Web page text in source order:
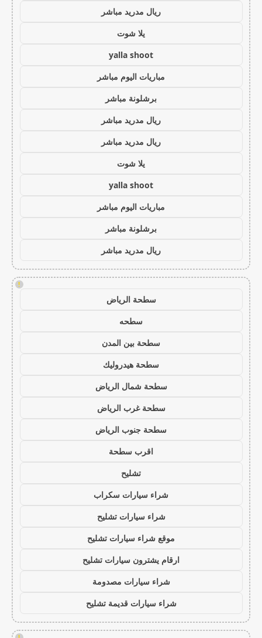
ريال مدريد مباشر
يلا شوت
yalla shoot
مباريات اليوم مباشر
برشلونة مباشر
ريال مدريد مباشر
ريال مدريد مباشر
يلا شوت
yalla shoot
مباريات اليوم مباشر
برشلونة مباشر
ريال مدريد مباشر
!
سطحة الرياض
سطحه
سطحة بين المدن
سطحة هيدروليك
سطحة شمال الرياض
سطحة غرب الرياض
سطحة جنوب الرياض
اقرب سطحة
تشليح
شراء سيارات سكراب
شراء سيارات تشليح
موقع شراء سيارات تشليح
ارقام يشترون سيارات تشليح
شراء سيارات مصدومة
شراء سيارات قديمة تشليح